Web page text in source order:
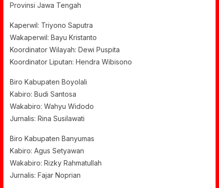
Provinsi Jawa Tengah
Kaperwil: Triyono Saputra
Wakaperwil: Bayu Kristanto
Koordinator Wilayah: Dewi Puspita
Koordinator Liputan: Hendra Wibisono
Biro Kabupaten Boyolali
Kabiro: Budi Santosa
Wakabiro: Wahyu Widodo
Jurnalis: Rina Susilawati
Biro Kabupaten Banyumas
Kabiro: Agus Setyawan
Wakabiro: Rizky Rahmatullah
Jurnalis: Fajar Noprian